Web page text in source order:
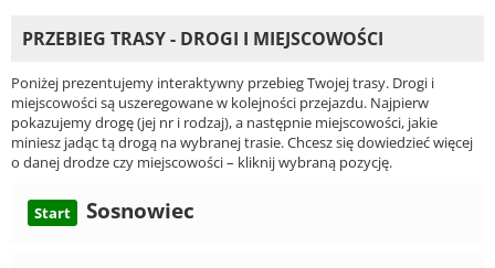
PRZEBIEG TRASY - DROGI I MIEJSCOWOŚCI
Poniżej prezentujemy interaktywny przebieg Twojej trasy. Drogi i
miejscowości są uszeregowane w kolejności przejazdu. Najpierw
pokazujemy drogę (jej nr i rodzaj), a następnie miejscowości, jakie
miniesz jadąc tą drogą na wybranej trasie. Chcesz się dowiedzieć więcej
o danej drodze czy miejscowości – kliknij wybraną pozycję.
Start Sosnowiec